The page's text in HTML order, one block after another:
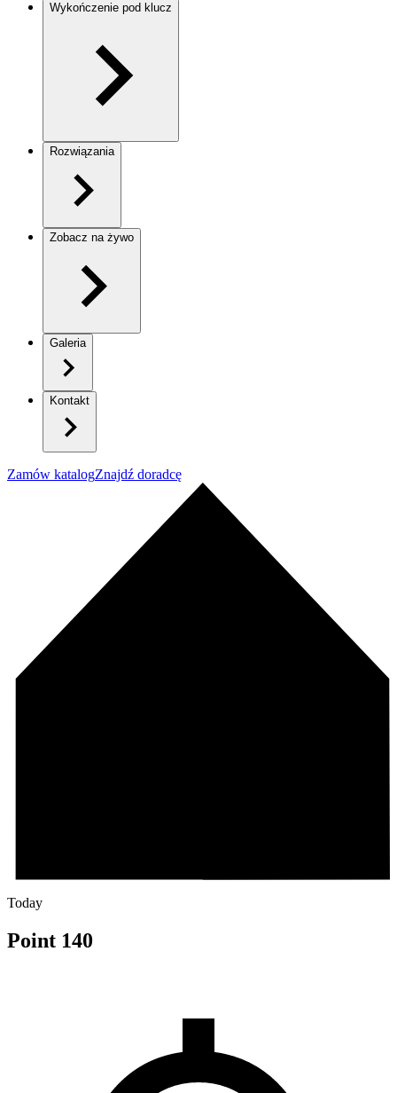
Wykończenie pod klucz
Rozwiązania
Zobacz na żywo
Galeria
Kontakt
Zamów katalogZnajdź doradcę
Today
Point 140